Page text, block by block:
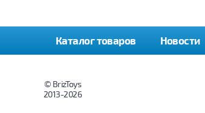
Каталог товаров Новости
© BrizToys
2013-2026